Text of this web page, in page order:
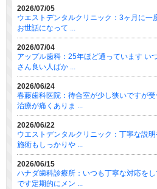
2026/07/05
ウエストデンタルクリニック：3ヶ月に一
お世話になって ...
2026/07/04
アップル歯科：25年ほど通っています い
さん良い人ばか ...
2026/06/24
春藤歯科医院：待合室が少し狭いですが受
治療が痛くありま ...
2026/06/22
ウエストデンタルクリニック：丁寧な説明
施術もしっかりや ...
2026/06/15
ハナダ歯科診療所：いつも丁寧な対応を
です定期的にメン ...